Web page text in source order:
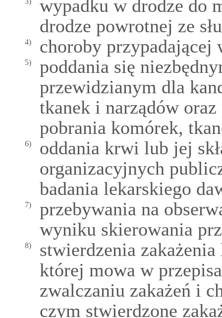
wypadku w drodze do
drodze powrotnej ze
4) choroby przypadającej
5)
poddania się
przewidzianym dla
tkanek i narządów
pobrania komórek,
6)
oddania krwi lub jej
organizacyjnych
badania lekarskiego
7)
przebywania na
wyniku skierowania
8)
stwierdzenia
której mowa w
zwalczaniu zakażeń i
czym stwierdzone